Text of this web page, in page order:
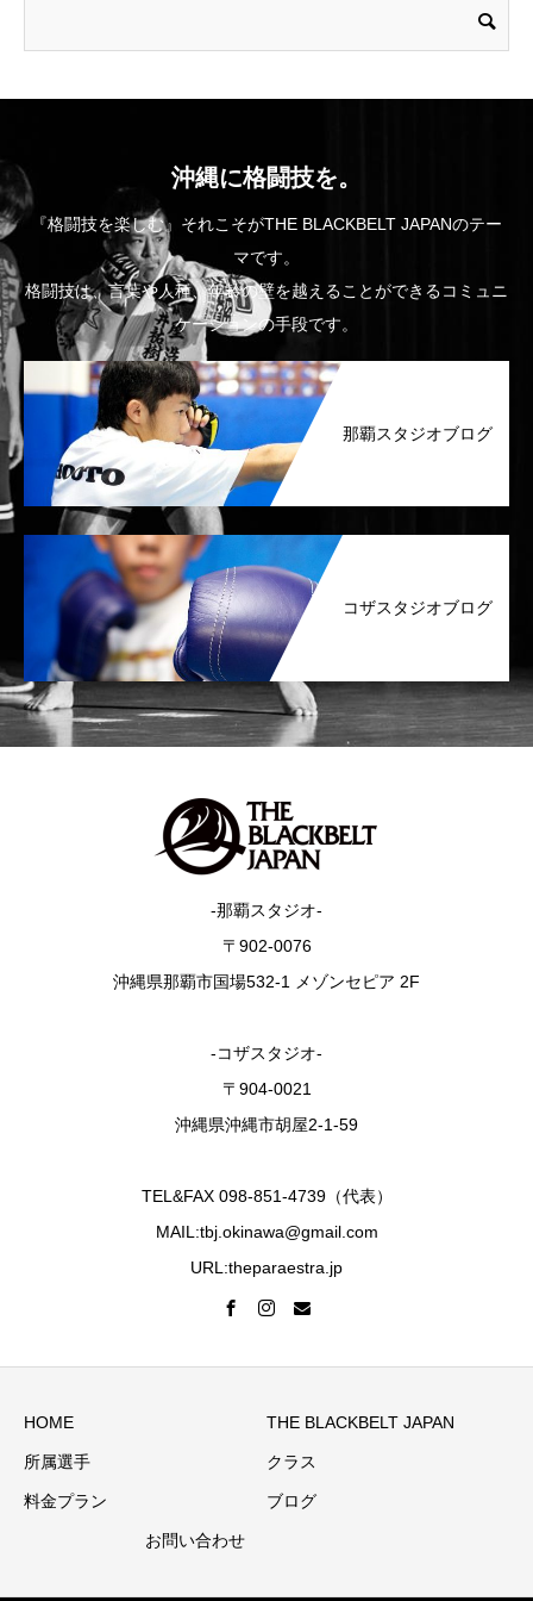
沖縄に格闘技を。
『格闘技を楽しむ』それこそがTHE BLACKBELT JAPANのテー
マです。
格闘技は、言葉や人種、年齢の壁を越えることができるコミュニ
ケーションの手段です。
那覇スタジオブログ
コザスタジオブログ
-那覇スタジオ-
〒902-0076
沖縄県那覇市国場532-1 メゾンセピア 2F
-コザスタジオ-
〒904-0021
沖縄県沖縄市胡屋2-1-59
TEL&FAX 098-851-4739（代表）
MAIL:tbj.okinawa@gmail.com
URL:theparaestra.jp
HOME THE BLACKBELT JAPAN
所属選手 クラス
料金プラン ブログ
お問い合わせ